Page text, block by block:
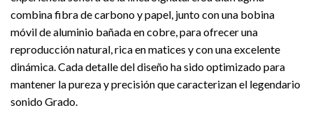
combina fibra de carbono y papel, junto con una bobina
móvil de aluminio bañada en cobre, para ofrecer una
reproducción natural, rica en matices y con una excelente
dinámica. Cada detalle del diseño ha sido optimizado para
mantener la pureza y precisión que caracterizan el legendario
sonido Grado.